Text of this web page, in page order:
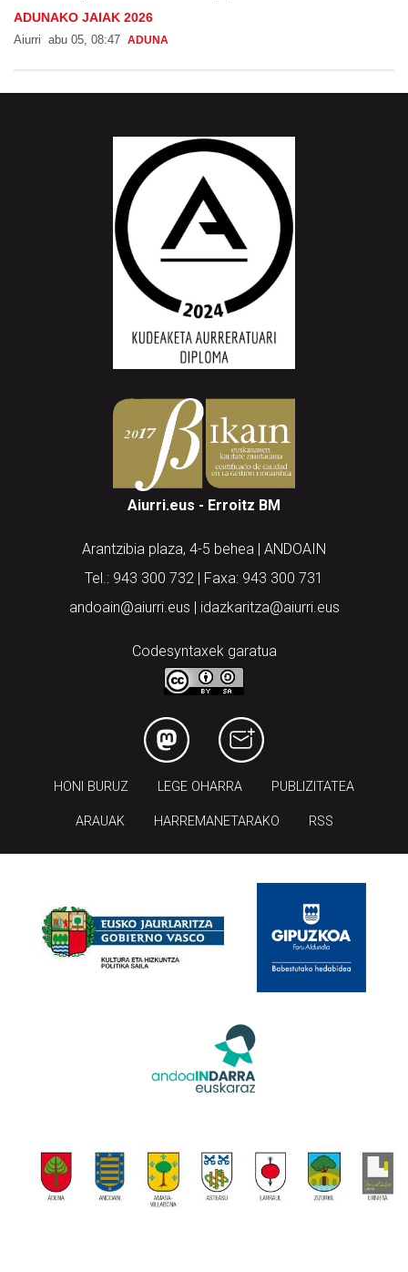
ADUNAKO JAIAK 2026
Aiurri abu 05, 08:47 ADUNA
Aiurri.eus - Erroitz BM
Arantzibia plaza, 4-5 behea | ANDOAIN
Tel.: 943 300 732 | Faxa: 943 300 731
andoain@aiurri.eus | idazkaritza@aiurri.eus
Codesyntaxek garatua
HONI BURUZ LEGE OHARRA PUBLIZITATEA
ARAUAK HARREMANETARAKO RSS